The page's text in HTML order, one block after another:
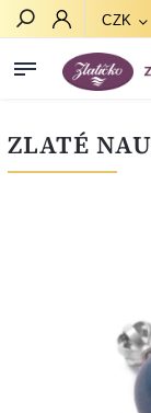
CZK
ZLATÉ